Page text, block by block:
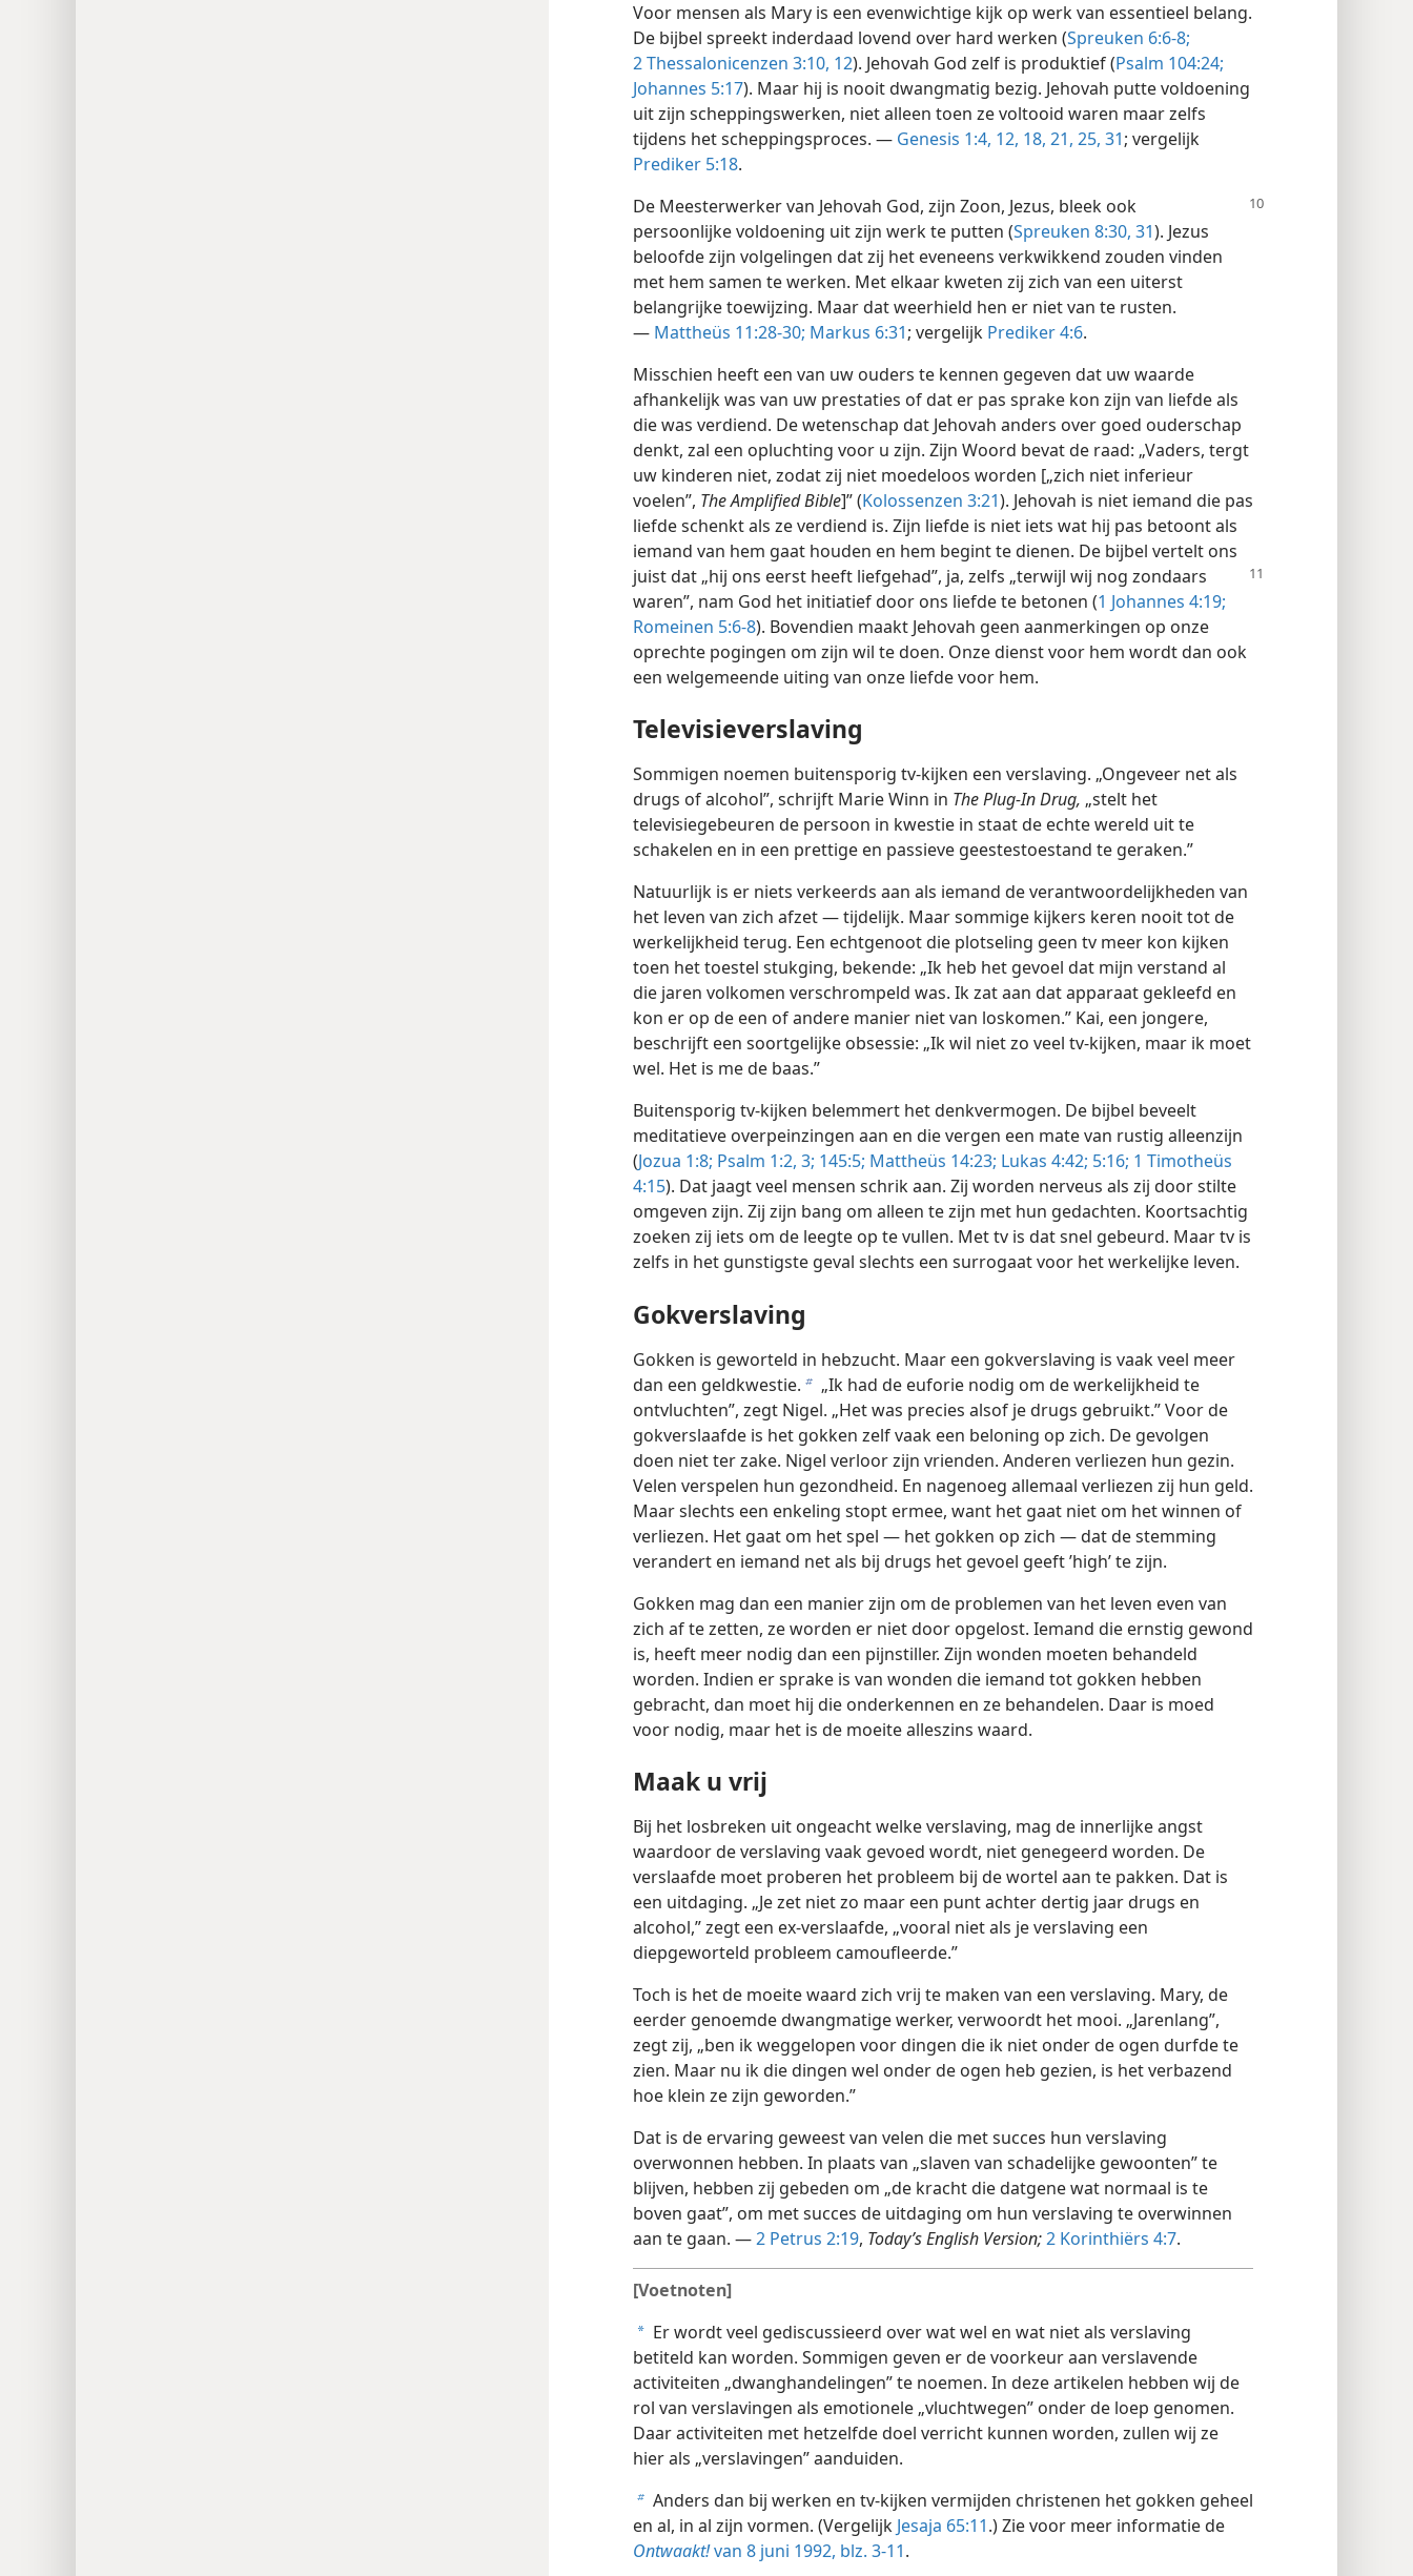
Voor mensen als Mary is een evenwichtige kijk op werk van essentieel belang.
De bijbel spreekt inderdaad lovend over hard werken (Spreuken 6:6-8;
2 Thessalonicenzen 3:10, 12). Jehovah God zelf is produktief (Psalm 104:24;
Johannes 5:17). Maar hij is nooit dwangmatig bezig. Jehovah putte voldoening
uit zijn scheppingswerken, niet alleen toen ze voltooid waren maar zelfs
tijdens het scheppingsproces. — Genesis 1:4, 12, 18, 21, 25, 31; vergelijk
Prediker 5:18.
De Meesterwerker van Jehovah God, zijn Zoon, Jezus, bleek ook
persoonlijke voldoening uit zijn werk te putten (Spreuken 8:30, 31). Jezus
beloofde zijn volgelingen dat zij het eveneens verkwikkend zouden vinden
met hem samen te werken. Met elkaar kweten zij zich van een uiterst
belangrijke toewijzing. Maar dat weerhield hen er niet van te rusten.
— Mattheüs 11:28-30; Markus 6:31; vergelijk Prediker 4:6.
Misschien heeft een van uw ouders te kennen gegeven dat uw waarde
afhankelijk was van uw prestaties of dat er pas sprake kon zijn van liefde als
die was verdiend. De wetenschap dat Jehovah anders over goed ouderschap
denkt, zal een opluchting voor u zijn. Zijn Woord bevat de raad: „Vaders, tergt
uw kinderen niet, zodat zij niet moedeloos worden [„zich niet inferieur
voelen”, The Amplified Bible]” (Kolossenzen 3:21). Jehovah is niet iemand die pas
liefde schenkt als ze verdiend is. Zijn liefde is niet iets wat hij pas betoont als
iemand van hem gaat houden en hem begint te dienen. De bijbel vertelt ons
juist dat „hij ons eerst heeft liefgehad”, ja, zelfs „terwijl wij nog zondaars
waren”, nam God het initiatief door ons liefde te betonen (1 Johannes 4:19;
Romeinen 5:6-8). Bovendien maakt Jehovah geen aanmerkingen op onze
oprechte pogingen om zijn wil te doen. Onze dienst voor hem wordt dan ook
een welgemeende uiting van onze liefde voor hem.
Televisieverslaving
Sommigen noemen buitensporig tv-kijken een verslaving. „Ongeveer net als
drugs of alcohol”, schrijft Marie Winn in The Plug-In Drug, „stelt het
televisiegebeuren de persoon in kwestie in staat de echte wereld uit te
schakelen en in een prettige en passieve geestestoestand te geraken.”
Natuurlijk is er niets verkeerds aan als iemand de verantwoordelijkheden van
het leven van zich afzet — tijdelijk. Maar sommige kijkers keren nooit tot de
werkelijkheid terug. Een echtgenoot die plotseling geen tv meer kon kijken
toen het toestel stukging, bekende: „Ik heb het gevoel dat mijn verstand al
die jaren volkomen verschrompeld was. Ik zat aan dat apparaat gekleefd en
kon er op de een of andere manier niet van loskomen.” Kai, een jongere,
beschrijft een soortgelijke obsessie: „Ik wil niet zo veel tv-kijken, maar ik moet
wel. Het is me de baas.”
Buitensporig tv-kijken belemmert het denkvermogen. De bijbel beveelt
meditatieve overpeinzingen aan en die vergen een mate van rustig alleenzijn
(Jozua 1:8; Psalm 1:2, 3; 145:5; Mattheüs 14:23; Lukas 4:42; 5:16; 1 Timotheüs
4:15). Dat jaagt veel mensen schrik aan. Zij worden nerveus als zij door stilte
omgeven zijn. Zij zijn bang om alleen te zijn met hun gedachten. Koortsachtig
zoeken zij iets om de leegte op te vullen. Met tv is dat snel gebeurd. Maar tv is
zelfs in het gunstigste geval slechts een surrogaat voor het werkelijke leven.
Gokverslaving
Gokken is geworteld in hebzucht. Maar een gokverslaving is vaak veel meer
dan een geldkwestie. b „Ik had de euforie nodig om de werkelijkheid te
ontvluchten”, zegt Nigel. „Het was precies alsof je drugs gebruikt.” Voor de
gokverslaafde is het gokken zelf vaak een beloning op zich. De gevolgen
doen niet ter zake. Nigel verloor zijn vrienden. Anderen verliezen hun gezin.
Velen verspelen hun gezondheid. En nagenoeg allemaal verliezen zij hun geld.
Maar slechts een enkeling stopt ermee, want het gaat niet om het winnen of
verliezen. Het gaat om het spel — het gokken op zich — dat de stemming
verandert en iemand net als bij drugs het gevoel geeft ’high’ te zijn.
Gokken mag dan een manier zijn om de problemen van het leven even van
zich af te zetten, ze worden er niet door opgelost. Iemand die ernstig gewond
is, heeft meer nodig dan een pijnstiller. Zijn wonden moeten behandeld
worden. Indien er sprake is van wonden die iemand tot gokken hebben
gebracht, dan moet hij die onderkennen en ze behandelen. Daar is moed
voor nodig, maar het is de moeite alleszins waard.
Maak u vrij
Bij het losbreken uit ongeacht welke verslaving, mag de innerlijke angst
waardoor de verslaving vaak gevoed wordt, niet genegeerd worden. De
verslaafde moet proberen het probleem bij de wortel aan te pakken. Dat is
een uitdaging. „Je zet niet zo maar een punt achter dertig jaar drugs en
alcohol,” zegt een ex-verslaafde, „vooral niet als je verslaving een
diepgeworteld probleem camoufleerde.”
Toch is het de moeite waard zich vrij te maken van een verslaving. Mary, de
eerder genoemde dwangmatige werker, verwoordt het mooi. „Jarenlang”,
zegt zij, „ben ik weggelopen voor dingen die ik niet onder de ogen durfde te
zien. Maar nu ik die dingen wel onder de ogen heb gezien, is het verbazend
hoe klein ze zijn geworden.”
Dat is de ervaring geweest van velen die met succes hun verslaving
overwonnen hebben. In plaats van „slaven van schadelijke gewoonten” te
blijven, hebben zij gebeden om „de kracht die datgene wat normaal is te
boven gaat”, om met succes de uitdaging om hun verslaving te overwinnen
aan te gaan. —2 Petrus 2:19, Today’s English Version;2 Korinthiërs 4:7.
[Voetnoten]
a Er wordt veel gediscussieerd over wat wel en wat niet als verslaving
betiteld kan worden. Sommigen geven er de voorkeur aan verslavende
activiteiten „dwanghandelingen” te noemen. In deze artikelen hebben wij de
rol van verslavingen als emotionele „vluchtwegen” onder de loep genomen.
Daar activiteiten met hetzelfde doel verricht kunnen worden, zullen wij ze
hier als „verslavingen” aanduiden.
b Anders dan bij werken en tv-kijken vermijden christenen het gokken geheel
en al, in al zijn vormen. (Vergelijk Jesaja 65:11.) Zie voor meer informatie de
Ontwaakt!van 8 juni 1992, blz. 3-11.